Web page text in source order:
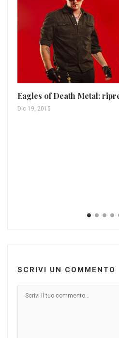
Eagles of Death Metal:
Dic 19, 2015
SCRIVI UN COMMENTO